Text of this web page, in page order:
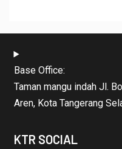
Base Office:
Taman mangu indah Jl.
Aren, Kota Tangerang
KTR SOCIAL